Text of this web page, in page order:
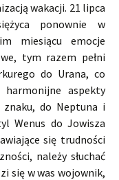
wakacji. 21 lipca
ponownie w
miesiącu emocje
tym razem pełni
do Urana, co
aspekty
znaku, do Neptuna i
Wenus do Jowisza
się trudności
należy słuchać
się w was wojownik,